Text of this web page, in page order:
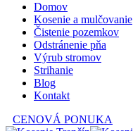
Domov
Kosenie a mulčovanie
Čistenie pozemkov
Odstránenie pňa
Výrub stromov
Strihanie
Blog
Kontakt
CENOVÁ PONUKA